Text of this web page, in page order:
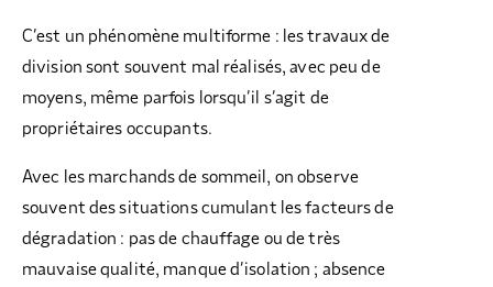
C’est un phénomène multiforme : les travaux de
division sont souvent mal réalisés, avec peu de
moyens, même parfois lorsqu’il s’agit de
propriétaires occupants.
Avec les marchands de sommeil, on observe
souvent des situations cumulant les facteurs de
dégradation : pas de chauffage ou de très
mauvaise qualité, manque d’isolation ; absence